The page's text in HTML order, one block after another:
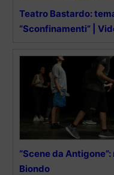
Teatro Bastardo:
“Sconfinamenti” |
“Scene da
Biondo